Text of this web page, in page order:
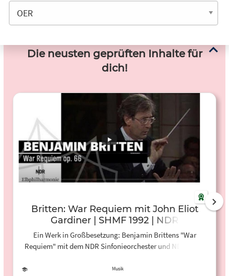
Die neusten geprüften Inhalte für
dich!
Britten: War Requiem mit John Eliot
Gardiner | SHMF 1992 | NDR
Elbphilharmonie Orchester (Video)
Ein Werk in Großbesetzung: Benjamin Brittens "War
Requiem" mit dem NDR Sinfonieorchester und NDR Chor.
Musik